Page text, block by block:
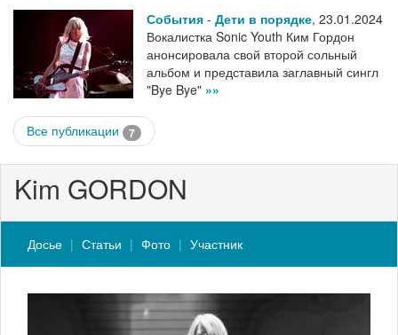
События - Дети в порядке, 23.01.2024
Вокалистка Sonic Youth Ким Гордон
анонсировала свой второй сольный
альбом и представила заглавный сингл
"Bye Bye" »»
Все публикации 7
Kim GORDON
Досье Статьи Фото Участник